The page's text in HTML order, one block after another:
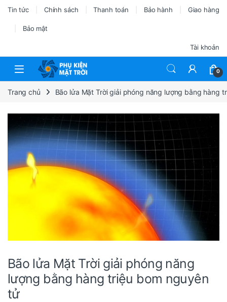
Tin tức Chính sách Thanh toán Bảo hành Giao hàng
Bảo mật
Tài khoản
0
Trang chủ Bão lửa Mặt Trời giải phóng năng lượng bằng hàng
Bão lửa Mặt Trời giải phóng năng
lượng bằng hàng triệu bom nguyên
tử